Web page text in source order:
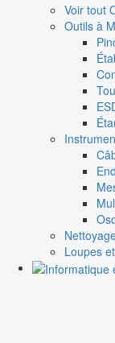
Voir tout
Outils à
Loupes